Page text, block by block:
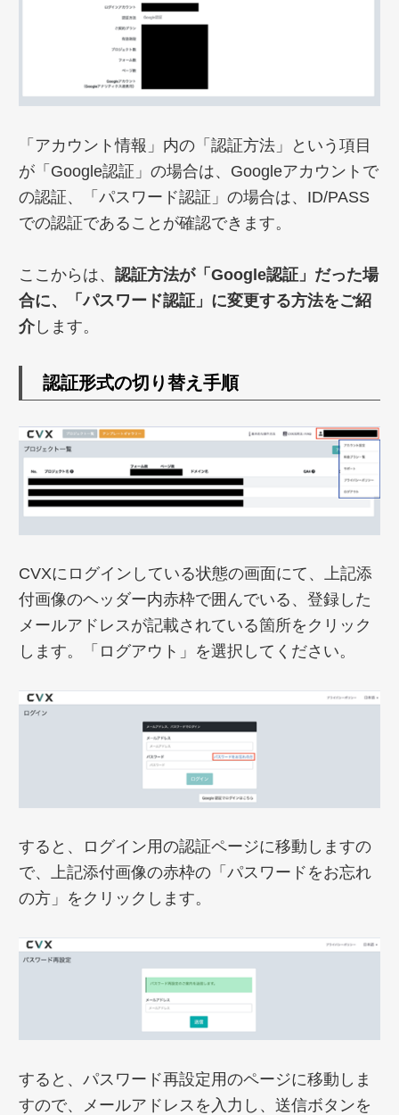
「アカウント情報」内の「認証方法」という項目
が「Google認証」の場合は、Googleアカウントで
の認証、「パスワード認証」の場合は、ID/PASS
での認証であることが確認できます。
ここからは、 認証方法が「Google認証」だった場
合に、「パスワード認証」に変更する方法をご紹
介します。
認証形式の切り替え手順
CVXにログインしている状態の画面にて、上記添
付画像のヘッダー内赤枠で囲んでいる、登録した
メールアドレスが記載されている箇所をクリック
します。「ログアウト」を選択してください。
すると、ログイン用の認証ページに移動しますの
で、上記添付画像の赤枠の「パスワードをお忘れ
の方」をクリックします。
すると、パスワード再設定用のページに移動しま
すので、メールアドレスを入力し、送信ボタンを